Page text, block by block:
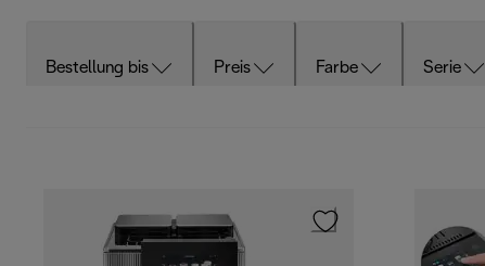
Bestellung bis Preis Farbe Serie